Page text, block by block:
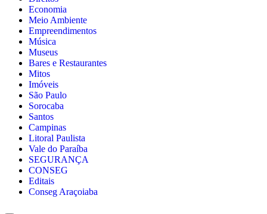
Economia
Meio Ambiente
Empreendimentos
Música
Museus
Bares e Restaurantes
Mitos
Imóveis
São Paulo
Sorocaba
Santos
Campinas
Litoral Paulista
Vale do Paraíba
SEGURANÇA
CONSEG
Editais
Conseg Araçoiaba